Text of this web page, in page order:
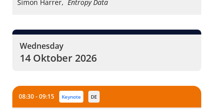
Simon Harrer, Entropy Data
Wednesday
14 Oktober 2026
08:30 - 09:15 keynote DE